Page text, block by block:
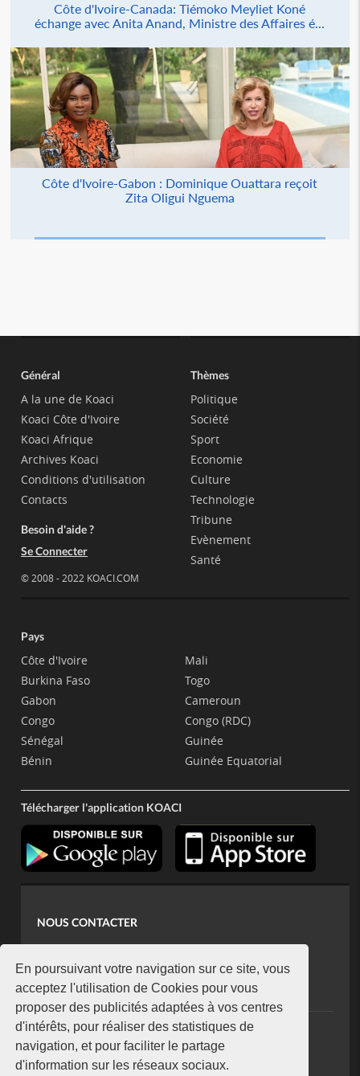
En poursuivant votre navigation sur ce site, vous
acceptez l'utilisation de Cookies pour vous
proposer des publicités adaptées à vos centres
d'intérêts, pour réaliser des statistiques de
navigation, et pour faciliter le partage
d'information sur les réseaux sociaux.
Côte d'Ivoire-Canada: Tiémoko Meyliet Koné
échange avec Anita Anand, Ministre des Affaires é...
Côte d'Ivoire-Gabon : Dominique Ouattara reçoit
Zita Oligui Nguema
Général
A la une de Koaci
Koaci Côte d'Ivoire
Koaci Afrique
Archives Koaci
Conditions d'utilisation
Contacts
Besoin d'aide ?
Se Connecter
© 2008 - 2022 KOACI.COM
Thèmes
Politique
Société
Sport
Economie
Culture
Technologie
Tribune
Evènement
Santé
Pays
Côte d'Ivoire
Burkina Faso
Gabon
Congo
Sénégal
Bénin
Mali
Togo
Cameroun
Congo (RDC)
Guinée
Guinée Equatorial
Télécharger l'application KOACI
NOUS CONTACTER
koaci@yahoo.fr
+225 07 08 85 52 93
NEWSLETTER
Restez connecté via notre newsletter